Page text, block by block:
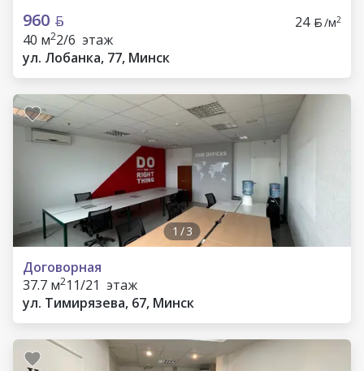
960 24 /м2
40 м22/6 этаж
ул. Лобанка, 77, Минск
1 /3
Договорная
37.7 м211/21 этаж
ул. Тимирязева, 67, Минск